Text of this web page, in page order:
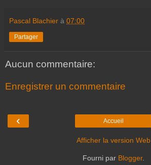
Pascal Blachier à 07:00
Partager
Aucun commentaire:
Enregistrer un commentaire
‹ Accueil
Afficher la version Web
Fourni par Blogger.